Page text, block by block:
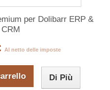
per Dolibarr ERP &
CRM
Al netto delle imposte
Di Più